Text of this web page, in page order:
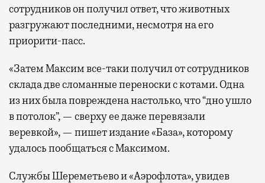
сотрудников он получил ответ, что животных
разгружают последними, несмотря на его
приорити-пасс.
«Затем Максим все-таки получил от сотрудников
склада две сломанные переноски с котами. Одна
из них была повреждена настолько, что “дно ушло
в потолок”, — сверху ее даже перевязали
веревкой», — пишет издание «База», которому
удалось пообщаться с Максимом.
Службы Шереметьево и «Аэрофлота», увидев